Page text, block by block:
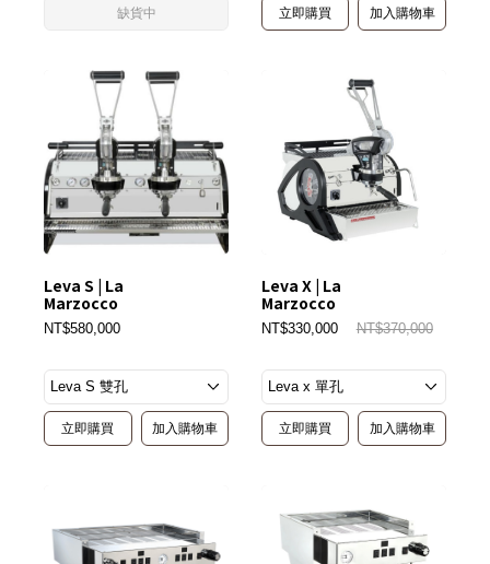
缺貨中 立即購買 加入購物車
Leva S | La
Marzocco
NT$580,000
立即購買 加入購物車
Leva X | La
Marzocco
NT$330,000 NT$370,000
立即購買 加入購物車